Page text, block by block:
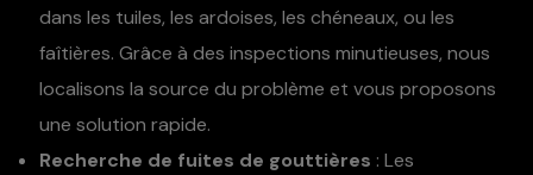
dans les tuiles, les ardoises, les chéneaux, ou les
faîtières. Grâce à des inspections minutieuses, nous
localisons la source du problème et vous proposons
une solution rapide.
Recherche de fuites de gouttières : Les